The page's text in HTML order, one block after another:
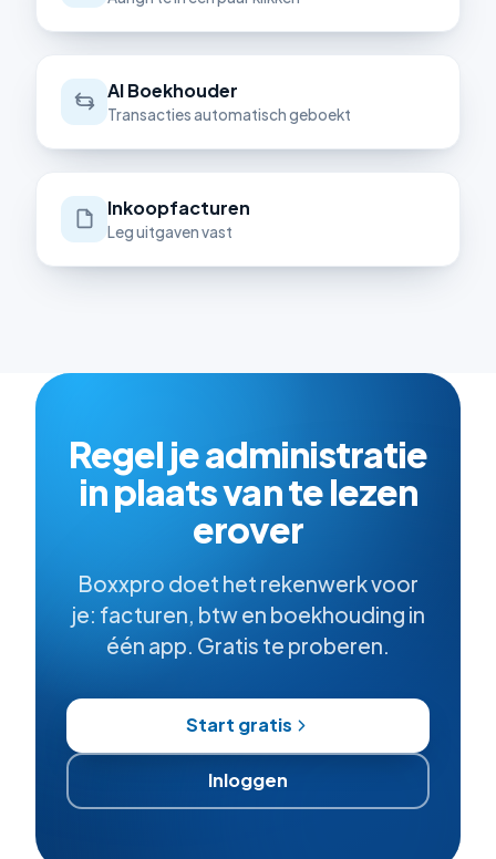
AI Boekhouder
Transacties automatisch geboekt
Inkoopfacturen
Leg uitgaven vast
Regel je administratie
in plaats van te lezen
erover
Boxxpro doet het rekenwerk voor
je: facturen, btw en boekhouding in
één app. Gratis te proberen.
Start gratis
Inloggen